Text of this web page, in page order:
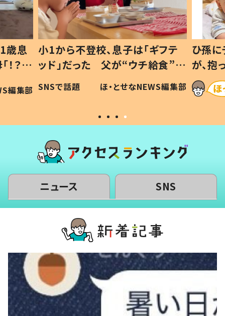
歳息
？」
編集部
小1から不登校、息子は「ギフテ
ッド」だった 父が“ウチ給食”を
作り続ける理由とは #令和の親
#令和の子
SNSで話題 ほ・とせなNEWS編集部
ひ孫
が、
「涙が
い」
ニュース SNS